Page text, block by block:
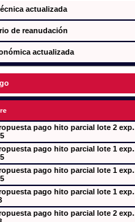
actualizada
de reanudación
actualizada
pago hito parcial lote 2 exp.
pago hito parcial lote 1 exp.
pago hito parcial lote 1 exp.
pago hito parcial lote 1 exp.
pago hito parcial lote 2 exp.